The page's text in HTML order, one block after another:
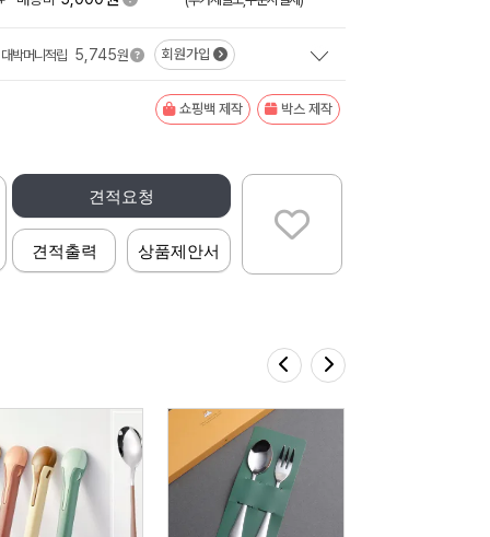
대박머니적립 5,745원 회원가입
쇼핑백 제작 박스 제작
견적요청
견적출력 상품제안서